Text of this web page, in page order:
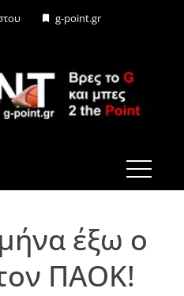
g-point.gr
έξω ο
ΠΑΟΚ!